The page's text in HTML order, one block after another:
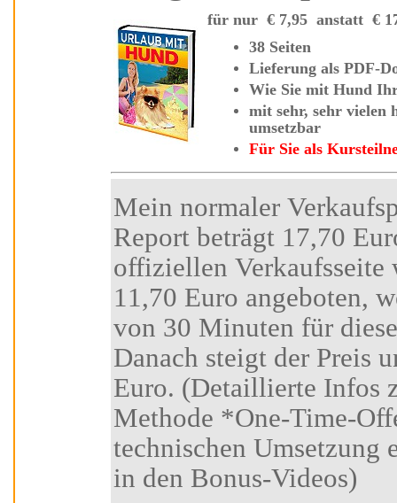
für nur € 7,95 anstatt €
38 Seiten
Lieferung als
Wie Sie mit Hund
mit sehr, sehr vielen hilfreichen Tipps und Strategien - sofort
umsetzbar
Für Sie als
Mein normaler Verkaufspreis für diesen Insider-
Report beträgt 17,70 Euro. Den Besuchern der
offiziellen Verkaufsseite wird ein
11,70 Euro angeboten, wenn
von 30 Minuten für
Danach steigt der Preis
Euro. (Detaillierte Infos zu dieser Marketing-
Methode *One-Time-Offer-Tool* und zur
technischen Umsetzung erhalten Sie in Kursteil 6
in den Bonus-Videos)